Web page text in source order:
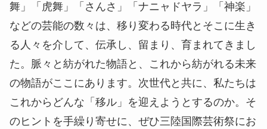
舞」「⻁舞」「さんさ」「ナニャドヤラ」「神楽」
などの芸能の数々は、移り変わる時代とそこに生き
る人々を介して、伝承し、留まり、育まれてきまし
た。脈々と紡がれた物語と、これから紡がれる未来
の物語がここにあります。次世代と共に、私たちは
これからどんな「移ル」を迎えようとするのか。そ
のヒントを手繰り寄せに、ぜひ三陸国際芸術祭にお